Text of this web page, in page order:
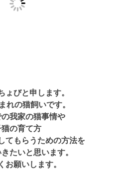
ょびと申します。
れの猫飼いです。
我家の猫事情や
猫の育て方
てもらうための方法を
たいと思います。
お願いします。